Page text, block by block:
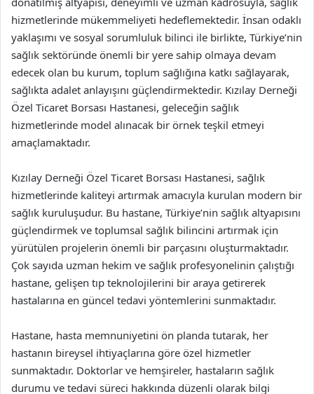
hizmetlerinde mükemmeliyeti hedeflemektedir. İnsan odaklı
yaklaşımı ve sosyal sorumluluk bilinci ile birlikte, Türkiye’nin
sağlık sektöründe önemli bir yere sahip olmaya devam
edecek olan bu kurum, toplum sağlığına katkı sağlayarak,
sağlıkta adalet anlayışını güçlendirmektedir. Kızılay Derneği
Özel Ticaret Borsası Hastanesi, geleceğin sağlık
hizmetlerinde model alınacak bir örnek teşkil etmeyi
amaçlamaktadır.
Kızılay Derneği Özel Ticaret Borsası Hastanesi, sağlık
hizmetlerinde kaliteyi artırmak amacıyla kurulan modern bir
sağlık kuruluşudur. Bu hastane, Türkiye’nin sağlık altyapısını
güçlendirmek ve toplumsal sağlık bilincini artırmak için
yürütülen projelerin önemli bir parçasını oluşturmaktadır.
Çok sayıda uzman hekim ve sağlık profesyonelinin çalıştığı
hastane, gelişen tıp teknolojilerini bir araya getirerek
hastalarına en güncel tedavi yöntemlerini sunmaktadır.
Hastane, hasta memnuniyetini ön planda tutarak, her
hastanın bireysel ihtiyaçlarına göre özel hizmetler
sunmaktadır. Doktorlar ve hemşireler, hastaların sağlık
durumu ve tedavi süreci hakkında düzenli olarak bilgi